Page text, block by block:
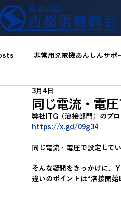
非常用発電機あんしんサポ
同じ電流・電
3月4日
弊社ITG（溶接部門）のブロ
https://x.gd/09g34
同じ電流・電圧で設定して
そんな疑問をきっかけに、
違いのポイントは“溶接開始